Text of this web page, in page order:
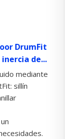
DrumFit
de...
mediante
sillín